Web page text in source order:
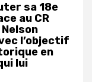
sa 18e
au CR
l’objectif
en
lui